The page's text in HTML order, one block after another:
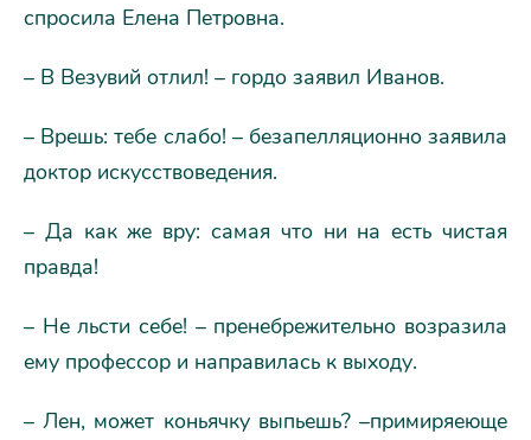
спросила Елена Петровна.
– В Везувий отлил! – гордо заявил Иванов.
– Врешь: тебе слабо! – безапелляционно заявила
доктор искусствоведения.
– Да как же вру: самая что ни на есть чистая
правда!
– Не льсти себе! – пренебрежительно возразила
ему профессор и направилась к выходу.
– Лен, может коньячку выпьешь? –примиряеюще